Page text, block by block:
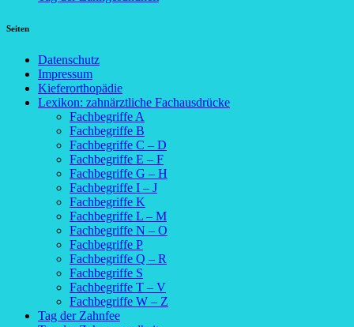
Seiten
Datenschutz
Impressum
Kieferorthopädie
Lexikon: zahnärztliche Fachausdrücke
Fachbegriffe A
Fachbegriffe B
Fachbegriffe C – D
Fachbegriffe E – F
Fachbegriffe G – H
Fachbegriffe I – J
Fachbegriffe K
Fachbegriffe L – M
Fachbegriffe N – O
Fachbegriffe P
Fachbegriffe Q – R
Fachbegriffe S
Fachbegriffe T – V
Fachbegriffe W – Z
Tag der Zahnfee